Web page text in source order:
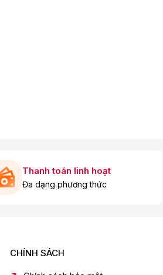
Thanh toán linh hoạt
Đa dạng phương thức
CHÍNH SÁCH